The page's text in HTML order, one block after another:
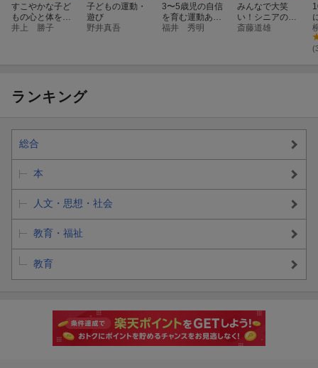
すこやかな子ど
もの心と体を育
む 改訂 運動
井上 勝子
子どもの運動・
遊び
野井真吾
3〜5歳児の自信
を育む運動あそ
び
福井 秀明
みんなで大笑
い！シニアのお
もしろすぎるゲ
斎藤道雄
ランキング
総合
本
人文・思想・社会
教育・福祉
教育